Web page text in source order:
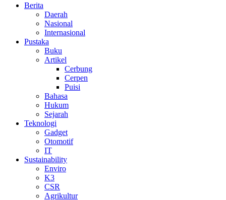
Berita
Daerah
Nasional
Internasional
Pustaka
Buku
Artikel
Cerbung
Cerpen
Puisi
Bahasa
Hukum
Sejarah
Teknologi
Gadget
Otomotif
IT
Sustainability
Enviro
K3
CSR
Agrikultur